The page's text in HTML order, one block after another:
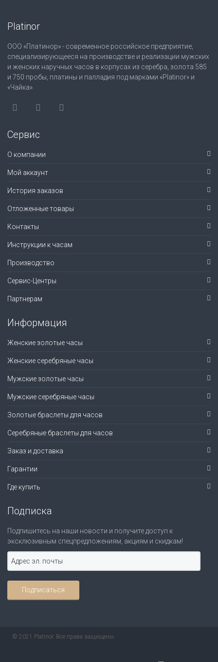
Platinor
ООО «Платинор» - современное российское предприятие,
специализирующееся на производстве и реализации мужских
и женских наручных часов в корпусах из серебра, золота 585
и 750 пробы, платины и палладия под марками «Platinor» и
«Чайка»
Сервис
О компании
Мой аккаунт
История заказов
Отложенные товары
Контакты
Инструкции к часам
Производство
Сервис-Центры
Партнерам
Информация
Женские золотые часы
Женские серебряные часы
Мужские золотые часы
Мужские серебряные часы
Золотые браслеты для часов
Серебряные браслеты для часов
Заказ и доставка
Гарантии
Где купить
Подписка
Подпишитесь на наши новости и получите доступ к
эксклюзивным спецпредложениям, акциям и скидкам!
© 2021 Platinor. Все права защищены.